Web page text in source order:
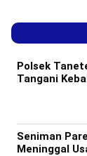
Polsek
Tangani
Seniman
Meninggal